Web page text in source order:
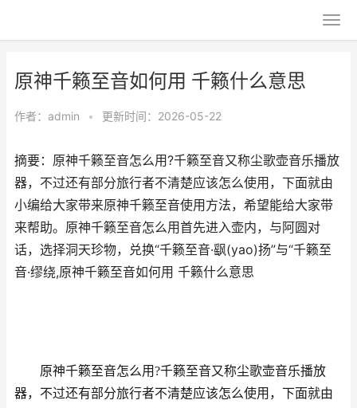
原神千籁至音如何用 千籁什么意思
作者： admin • 更新时间：2026-05-22
摘要：原神千籁至音怎么用?千籁至音又称尘歌壶音乐播放
器，不过还有部分旅行者不清楚应该怎么使用，下面就由
小编给大家带来原神千籁至音使用方法，希望能给大家带
来帮助。原神千籁至音怎么用首先进入壶内，与阿圆对
话，选择洞天珍物，兑换“千籁至音·飖(yao)扬”与“千籁至
音·缪绕,原神千籁至音如何用 千籁什么意思
原神千籁至音怎么用?千籁至音又称尘歌壶音乐播放
器，不过还有部分旅行者不清楚应该怎么使用，下面就由